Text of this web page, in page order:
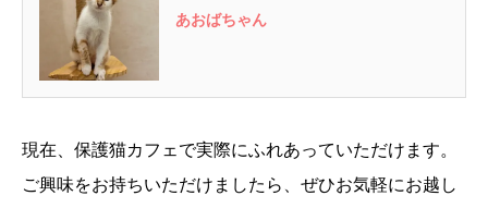
あおばちゃん
現在、保護猫カフェで実際にふれあっていただけます。
ご興味をお持ちいただけましたら、ぜひお気軽にお越し